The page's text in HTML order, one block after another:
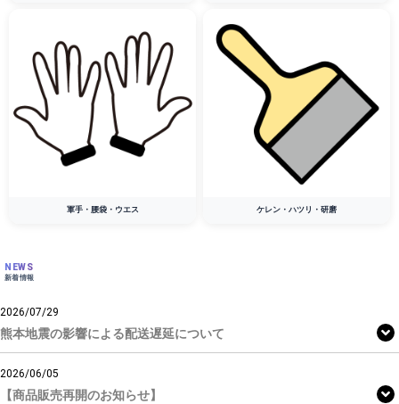
軍手・腰袋・ウエス ケレン・ハツリ・研磨
NEWS
新着情報
2026/07/29
熊本地震の影響による配送遅延について
2026/06/05
【商品販売再開のお知らせ】